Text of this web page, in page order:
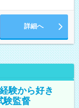
詳細へ
験から好き
験監督